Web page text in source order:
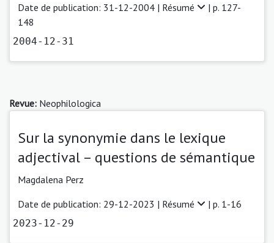
Date de publication: 31-12-2004 | Résumé
| p. 127-
148
2004-12-31
Revue: Neophilologica
Sur la synonymie dans le lexique
adjectival – questions de sémantique
Magdalena Perz
Date de publication: 29-12-2023 | Résumé | p. 1-16
2023-12-29